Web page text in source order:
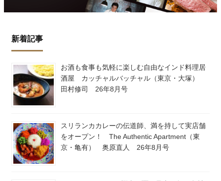
新着記事
お酒も食事も気軽に楽しむ自由なインド料理居
酒屋 カッチャルバッチャル（東京・大塚）
田村修司 26年8月号
スリランカカレーの伝道師、満を持して実店舗
をオープン！ The Authentic Apartment（東
京・亀有） 奥原直人 26年8月号